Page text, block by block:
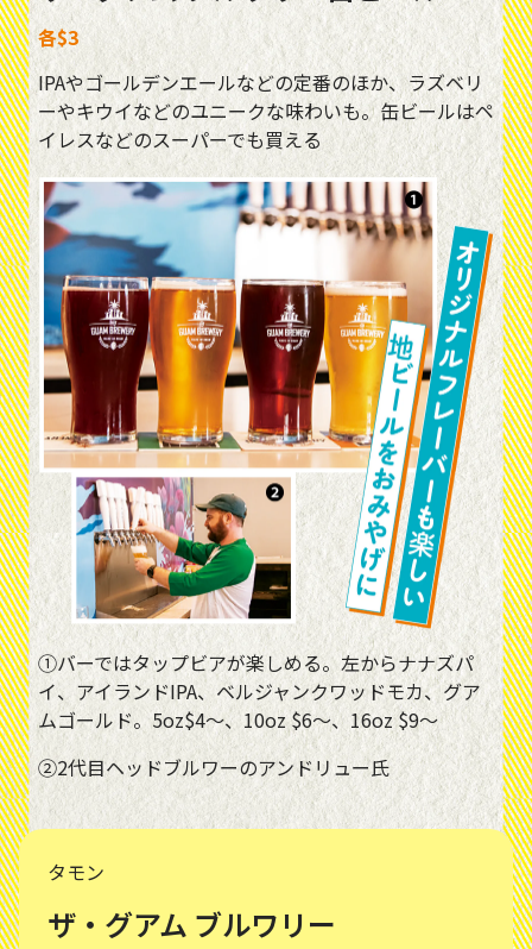
各$3
IPAやゴールデンエールなどの定番のほか、ラズベリ
ーやキウイなどのユニークな味わいも。缶ビールはペ
イレスなどのスーパーでも買える
①バーではタップビアが楽しめる。左からナナズパ
イ、アイランドIPA、ベルジャンクワッドモカ、グア
ムゴールド。5oz$4～、10oz $6～、16oz $9～
②2代目ヘッドブルワーのアンドリュー氏
タモン
ザ・グアム ブルワリー